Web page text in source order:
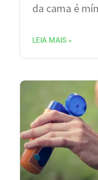
da cama é
LEIA MAIS »